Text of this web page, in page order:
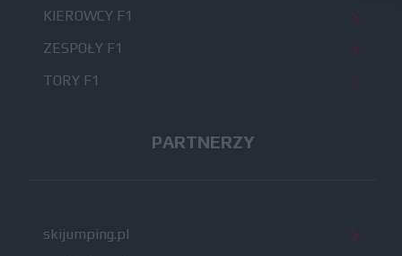
KIEROWCY F1
ZESPOŁY F1
TORY F1
PARTNERZY
skijumping.pl